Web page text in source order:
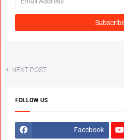
NEXT POST
FOLLOW US
Facebook